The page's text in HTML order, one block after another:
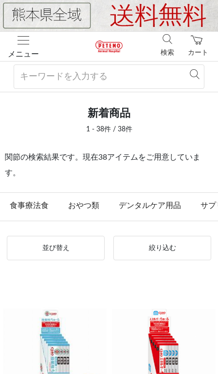
メニュー カート
検索
新着商品
1 - 38件 / 38件
関節の検索結果です。現在38アイテムをご用意していま
す。
食事療法食 おやつ類 デンタルケア用品 サプ
並び替え 絞り込む